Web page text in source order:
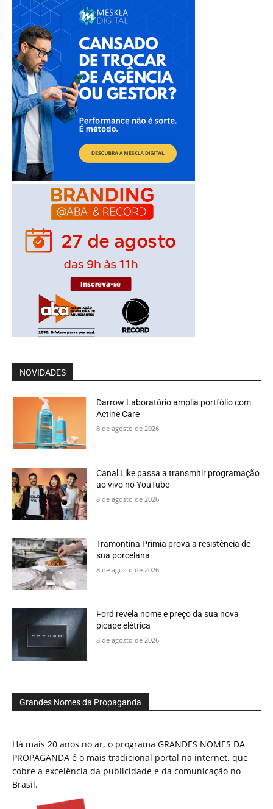
NOVIDADES
Darrow Laboratório amplia portfólio com
Actine Care
8 de agosto de 2026
Canal Like passa a transmitir programação
ao vivo no YouTube
8 de agosto de 2026
Tramontina Primia prova a resistência de
sua porcelana
8 de agosto de 2026
Ford revela nome e preço da sua nova
picape elétrica
8 de agosto de 2026
Grandes Nomes da Propaganda
Há mais 20 anos no ar, o programa GRANDES NOMES DA
PROPAGANDA é o mais tradicional portal na internet, que
cobre a excelência da publicidade e da comunicação no
Brasil.